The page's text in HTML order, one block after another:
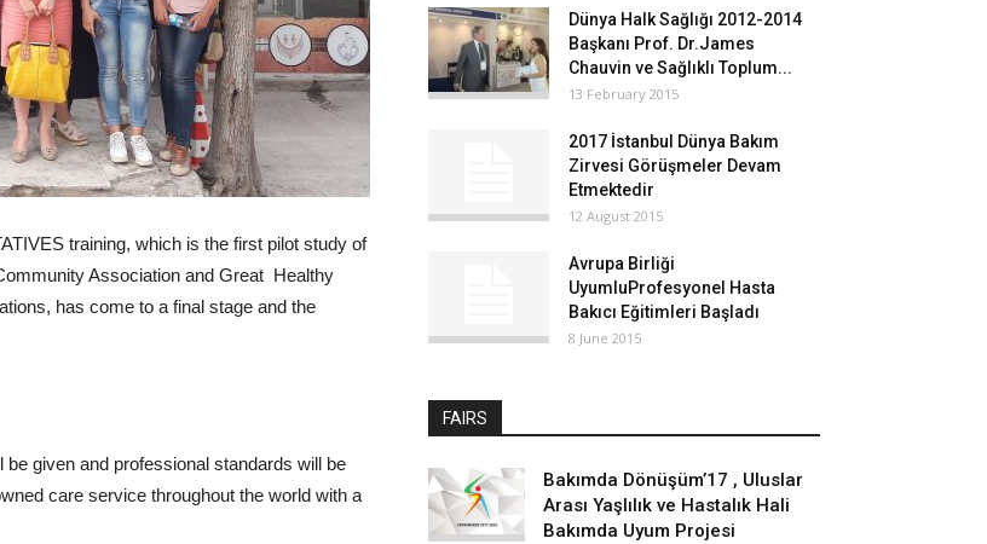
training, which is the first pilot study of
Association and Great Healthy
has come to a final stage and the
given and professional standards will be
care service throughout the world with a
Dünya Halk Sağlığı 2012-2014
Başkanı Prof. Dr.James
Chauvin ve Sağlıklı Toplum...
13 February 2015
2017 İstanbul Dünya Bakım
Zirvesi Görüşmeler Devam
Etmektedir
12 August 2015
Avrupa Birliği
UyumluProfesyonel Hasta
Bakıcı Eğitimleri Başladı
8 June 2015
FAIRS
Bakımda Dönüşüm’17 , Uluslar
Arası Yaşlılık ve Hastalık Hali
Bakımda Uyum Projesi